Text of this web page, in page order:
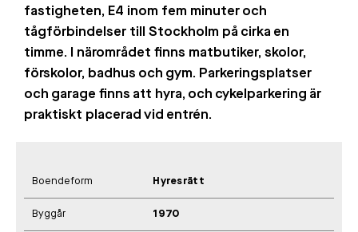
fastigheten, E4 inom fem minuter och
tågförbindelser till Stockholm på cirka en
timme. I närområdet finns matbutiker, skolor,
förskolor, badhus och gym. Parkeringsplatser
och garage finns att hyra, och cykelparkering är
praktiskt placerad vid entrén.
Boendeform Hyresrätt
Byggår 1970